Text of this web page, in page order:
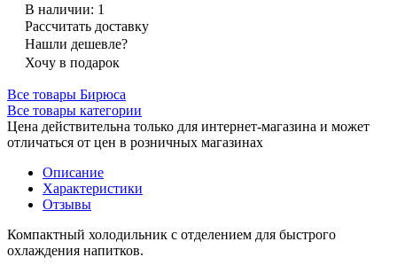
В наличии: 1
Рассчитать доставку
Нашли дешевле?
Хочу в подарок
Все товары Бирюса
Все товары категории
Цена действительна только для интернет-магазина и может
отличаться от цен в розничных магазинах
Описание
Характеристики
Отзывы
Компактный холодильник с отделением для быстрого
охлаждения напитков.